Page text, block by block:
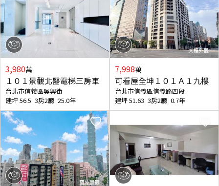
3,980萬
１０１景觀北醫電梯三房車
台北市信義區吳興街
建坪56.5 3房2廳 25.0年
7,998萬
可看屋全坤１０１Ａ１九樓
台北市信義區信義路四段
建坪51.63 3房2廳 0.7年